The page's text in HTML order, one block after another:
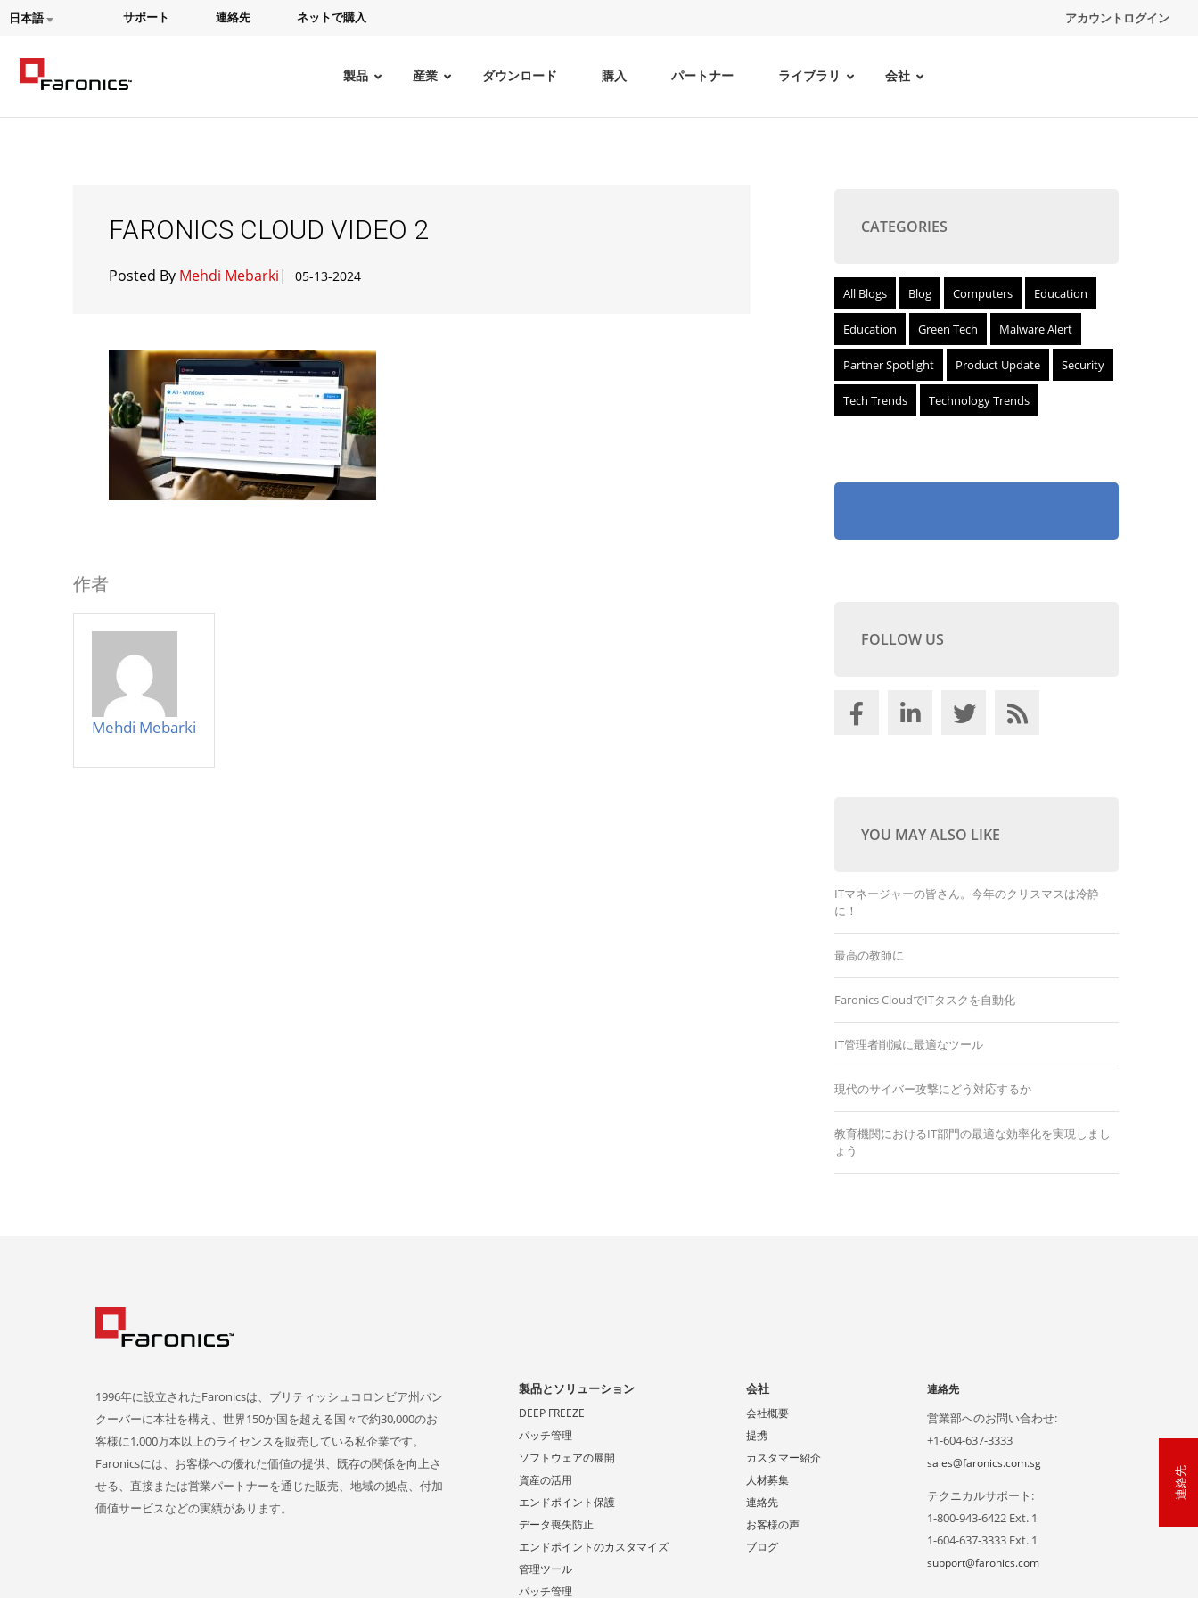
日本語 サポート 連絡先 ネットで購入 アカウントログイン
製品 産業 ダウンロード 購入 パートナー ライブラリ 会社
FARONICS CLOUD VIDEO 2
Posted By Mehdi Mebarki| 05-13-2024
作者
Mehdi Mebarki
CATEGORIES
All Blogs Blog Computers Education
Education Green Tech Malware Alert
Partner Spotlight Product Update Security
Tech Trends Technology Trends
FOLLOW US
YOU MAY ALSO LIKE
ITマネージャーの皆さん。今年のクリスマスは冷静
に！
最高の教師に
Faronics CloudでITタスクを自動化
IT管理者削減に最適なツール
現代のサイバー攻撃にどう対応するか
教育機関におけるIT部門の最適な効率化を実現しまし
ょう
1996年に設立されたFaronicsは、ブリティッシュコロンビア州バン
クーバーに本社を構え、世界150か国を超える国々で約30,000のお
客様に1,000万本以上のライセンスを販売している私企業です。
Faronicsには、お客様への優れた価値の提供、既存の関係を向上さ
せる、直接または営業パートナーを通じた販売、地域の拠点、付加
価値サービスなどの実績があります。
製品とソリューション
DEEP FREEZE
パッチ管理
ソフトウェアの展開
資産の活用
エンドポイント保護
データ喪失防止
エンドポイントのカスタマイズ
管理ツール
パッチ管理
会社
会社概要
提携
カスタマー紹介
人材募集
連絡先
お客様の声
ブログ
連絡先
営業部へのお問い合わせ:
+1-604-637-3333
sales@faronics.com.sg
テクニカルサポート:
1-800-943-6422 Ext. 1
1-604-637-3333 Ext. 1
support@faronics.com
連絡先